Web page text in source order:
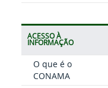
ACESSO À
INFORMAÇÃO
O que é o
CONAMA